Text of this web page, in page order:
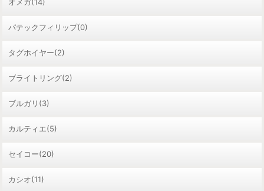
オメガ(14)
パテックフィリップ(0)
タグホイヤー(2)
ブライトリング(2)
ブルガリ(3)
カルティエ(5)
セイコー(20)
カシオ(11)